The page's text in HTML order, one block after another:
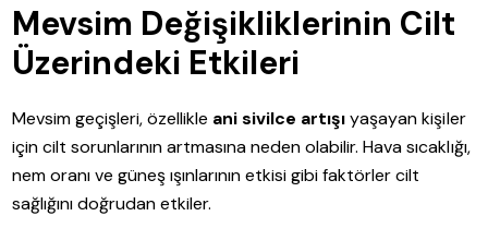
Mevsim Değişikliklerinin Cilt
Üzerindeki Etkileri
Mevsim geçişleri, özellikle ani sivilce artışıyaşayan kişiler
için cilt sorunlarının artmasına neden olabilir. Hava sıcaklığı,
nem oranı ve güneş ışınlarının etkisi gibi faktörler cilt
sağlığını doğrudan etkiler.